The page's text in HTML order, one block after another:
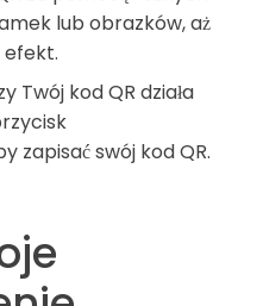
lub obrazków, aż
efekt.
Twój kod QR działa
zapisać swój kod QR.